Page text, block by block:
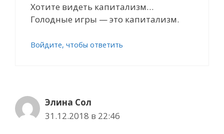
Хотите видеть капитализм…
Голодные игры — это капитализм.
Войдите, чтобы ответить
Элина Сол
31.12.2018 в 22:46